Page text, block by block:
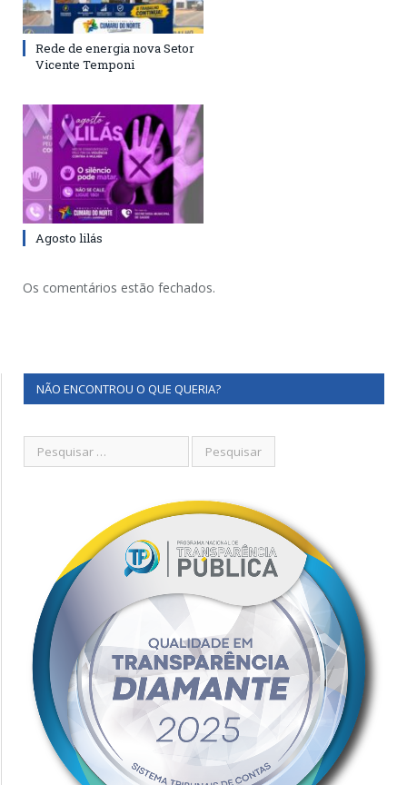
Rede de energia nova Setor
Vicente Temponi
Agosto lilás
Os comentários estão fechados.
NÃO ENCONTROU O QUE QUERIA?